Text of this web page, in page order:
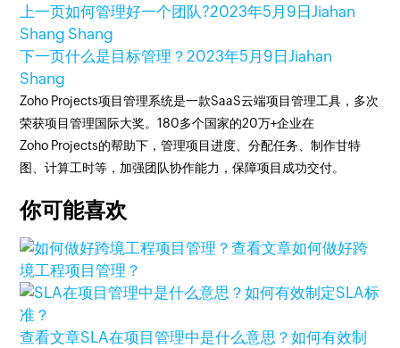
上一页如何管理好一个团队?2023年5月9日Jiahan
Shang Shang
下一页什么是目标管理？2023年5月9日Jiahan
Shang
Zoho Projects项目管理系统是一款SaaS云端项目管理工具，多次
荣获项目管理国际大奖。180多个国家的20万+企业在
Zoho Projects的帮助下，管理项目进度、分配任务、制作甘特
图、计算工时等，加强团队协作能力，保障项目成功交付。
你可能喜欢
查看文章如何做好跨
境工程项目管理？
查看文章SLA在项目管理中是什么意思？如何有效制